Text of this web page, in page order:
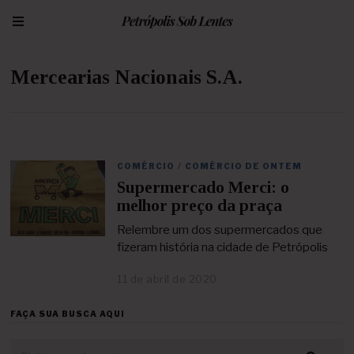
Mercearias Nacionais S.A.
COMÉRCIO / COMÉRCIO DE ONTEM
Supermercado Merci: o
melhor preço da praça
Relembre um dos supermercados que
fizeram história na cidade de Petrópolis
FAÇA SUA BUSCA AQUI